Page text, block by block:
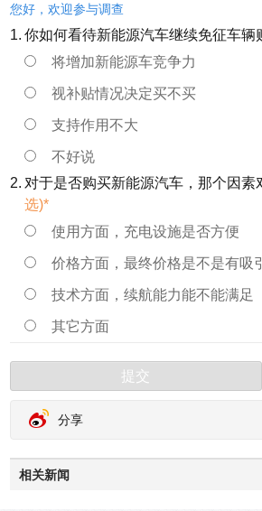
您好，欢迎参与调查
1. 你如何看待新能源汽车继续免征车辆
将增加新能源车竞争力
视补贴情况决定买不买
支持作用不大
不好说
2. 对于是否购买新能源汽车，那个因素
选)*
使用方面，充电设施是否方便
价格方面，最终价格是不是有吸
技术方面，续航能力能不能满足
其它方面
提交
分享
相关新闻